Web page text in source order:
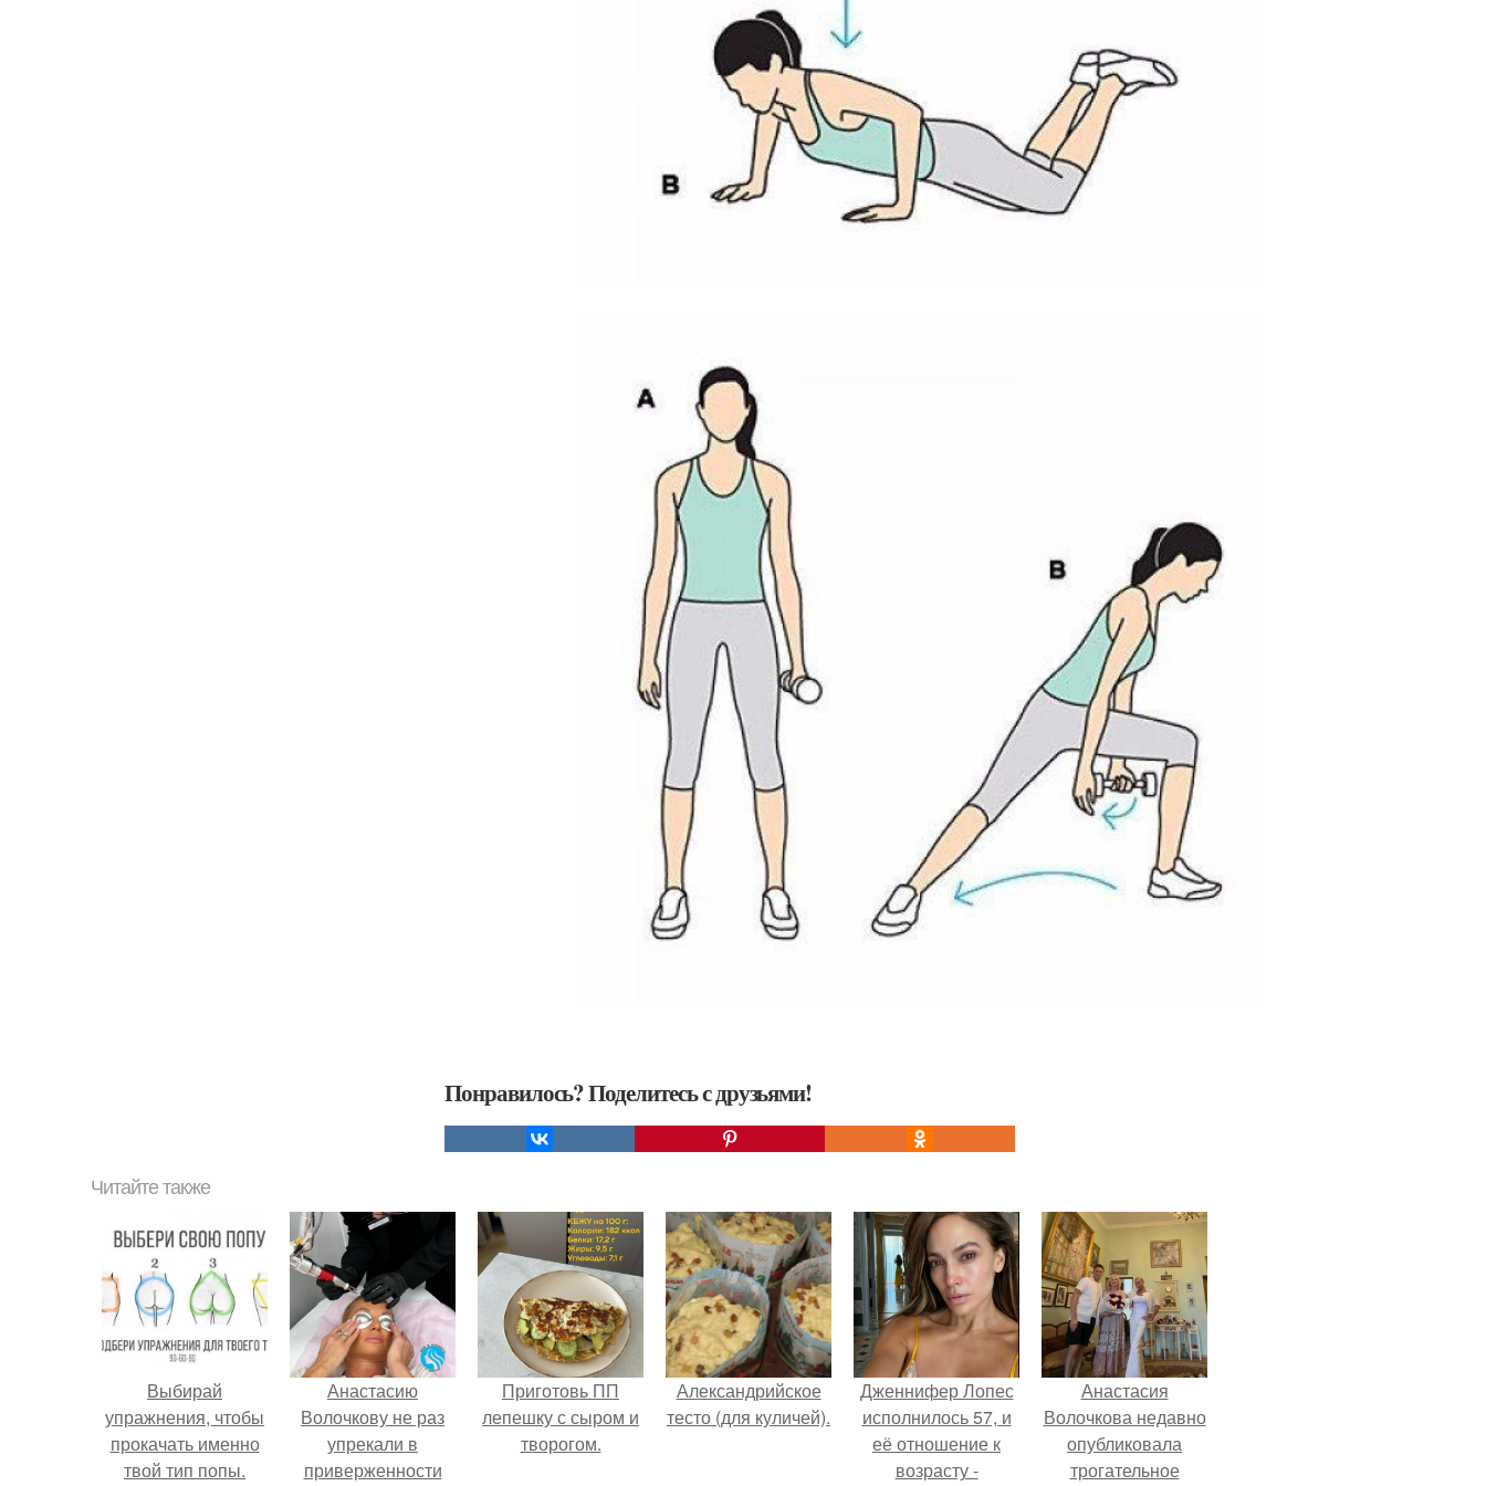
Понравилось? Поделитесь с друзьями!
Читайте также
Выбирай
упражнения, чтобы
прокачать именно
твой тип попы.
Анастасию
Волочкову не раз
упрекали в
приверженности
Приготовь ПП
лепешку с сыром и
творогом.
Александрийское
тесто (для куличей).
Дженнифер Лопес
исполнилось 57, и
её отношение к
возрасту -
Анастасия
Волочкова недавно
опубликовала
трогательное